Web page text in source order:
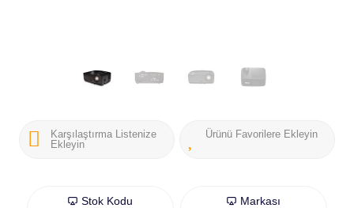
Karşılaştırma Listenize
Ekleyin
Ürünü Favorilere Ekleyin
Stok Kodu Markası